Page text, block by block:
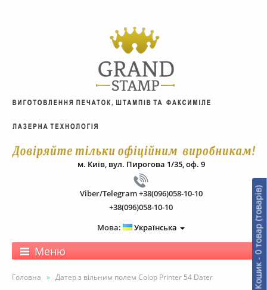
м. Київ, вул. Пирогова 1/35, оф. 9
Viber/Telegram +38(096)058-10-10
+38(096)058-10-10
Мова:
Українська
Кошик -
0
т
о
в
а
р
(
т
о
в
а
р
і
в
)
-
0
.
0
г
р
Меню
Головна Датер з вільним полем Colop Printer 54 Dater